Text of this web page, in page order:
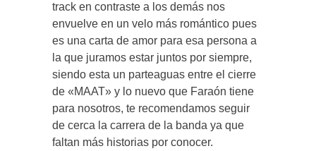
track en contraste a los demás nos
envuelve en un velo más romántico pues
es una carta de amor para esa persona a
la que juramos estar juntos por siempre,
siendo esta un parteaguas entre el cierre
de «MAAT» y lo nuevo que Faraón tiene
para nosotros, te recomendamos seguir
de cerca la carrera de la banda ya que
faltan más historias por conocer.